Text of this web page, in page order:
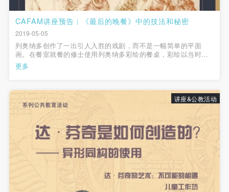
CAFAM讲座预告︱《最后的晚餐》中的技法和秘密
2019-05-05
列奥纳多创作了一出引人入胜的戏剧，而不是一幅简单的平面
画。在餐室就餐的修士使用列奥纳多彩绘的餐桌，彩绘以当时米
兰斯福尔扎家族执政时期为背景，修士们吃的恰恰是列奥纳多画
在桌上的食品。
更多
讲座&公教活动
活动参与者意味着接受并承担本协议的全部义务，未
同意者意味着放弃参加此次活动的权利。凡参加这次
活动前，必须事先与自己的家属沟通，取得家属同
意，同时知晓并同意本免责声明。参加者签名/勾选
后，视作其家属也已知晓并同意。
活动参与者意味着接受并承担本协议的全部义务，未
同意者意味着放弃参加此次活动的权利。凡参加这次
活动前，必须事先与自己的家属沟通，取得家属同
意，同时知晓并同意本免责声明。参加者签名/勾选
后，视作其家属也已知晓并同意。
活动参与者意味着接受并承担本协议的全部义务，未
同意者意味着放弃参加此次活动的权利。凡参加这次
活动前，必须事先与自己的家属沟通，取得家属同
意，同时知晓并同意本免责声明。参加者签名/勾选
后，视作其家属也已知晓并同意。